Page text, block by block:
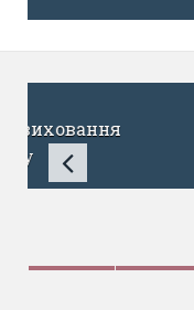
Іноземні ЗМІ
Донбасі,
«російський»